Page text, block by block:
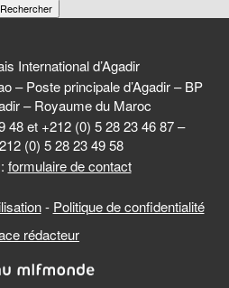
Rechercher
International d’Agadir
– Poste principale d’Agadir – BP
– Royaume du Maroc
48 et +212 (0) 5 28 23 46 87 –
(0) 5 28 23 49 58
formulaire de contact
- Politique de confidentialité
rédacteur